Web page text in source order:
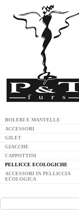
BOLERI E MANTELLE
ACCESSORI
GILET
GIACCHE
CAPPOTTINI
PELLICCE ECOLOGICHE
ACCESSORI IN PELLICCIA
ECOLOGICA